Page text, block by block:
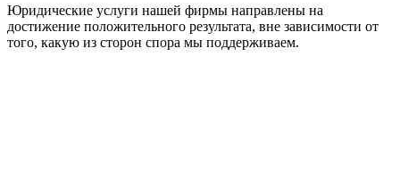
Юридические услуги нашей фирмы направлены на
достижение положительного результата, вне зависимости от
того, какую из сторон спора мы поддерживаем.